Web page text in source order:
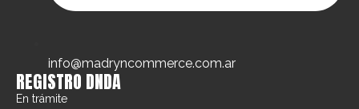
info@madryncommerce.com.ar
REGISTRO DNDA
En trámite